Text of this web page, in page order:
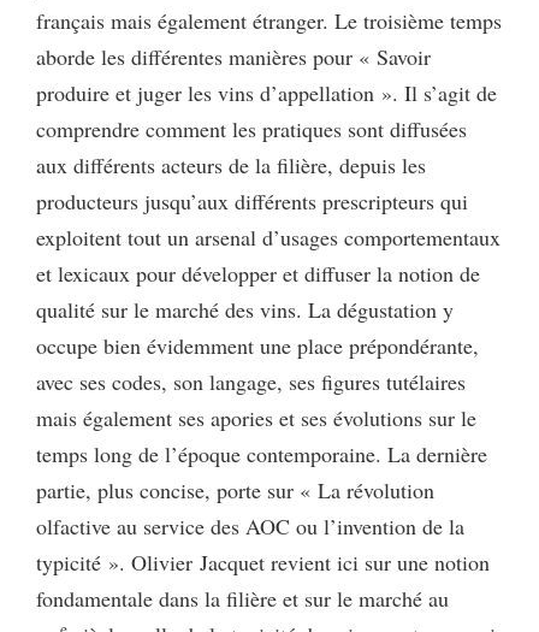
français mais également étranger. Le troisième temps
aborde les différentes manières pour « Savoir
produire et juger les vins d’appellation ». Il s’agit de
comprendre comment les pratiques sont diffusées
aux différents acteurs de la filière, depuis les
producteurs jusqu’aux différents prescripteurs qui
exploitent tout un arsenal d’usages comportementaux
et lexicaux pour développer et diffuser la notion de
qualité sur le marché des vins. La dégustation y
occupe bien évidemment une place prépondérante,
avec ses codes, son langage, ses figures tutélaires
mais également ses apories et ses évolutions sur le
temps long de l’époque contemporaine. La dernière
partie, plus concise, porte sur « La révolution
olfactive au service des AOC ou l’invention de la
typicité ». Olivier Jacquet revient ici sur une notion
fondamentale dans la filière et sur le marché au